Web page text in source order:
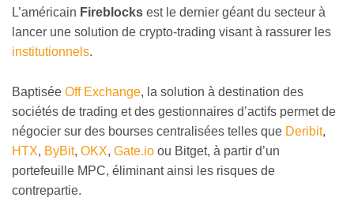
L’américain Fireblocks est le dernier géant du secteur à
lancer une solution de crypto-trading visant à rassurer les
institutionnels.
Baptisée Off Exchange, la solution à destination des
sociétés de trading et des gestionnaires d’actifs permet de
négocier sur des bourses centralisées telles que Deribit,
HTX, ByBit, OKX, Gate.io ou Bitget, à partir d’un
portefeuille MPC, éliminant ainsi les risques de
contrepartie.